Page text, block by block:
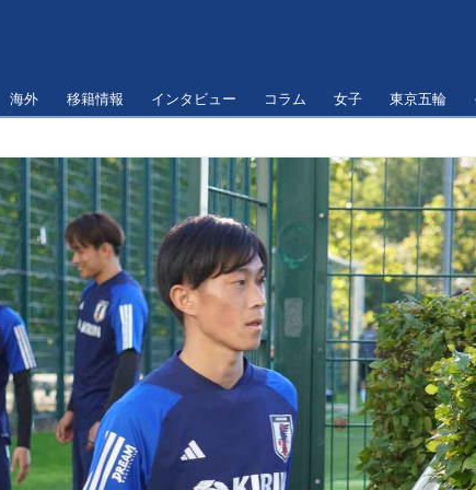
海外 移籍情報 インタビュー コラム 女子 東京五輪